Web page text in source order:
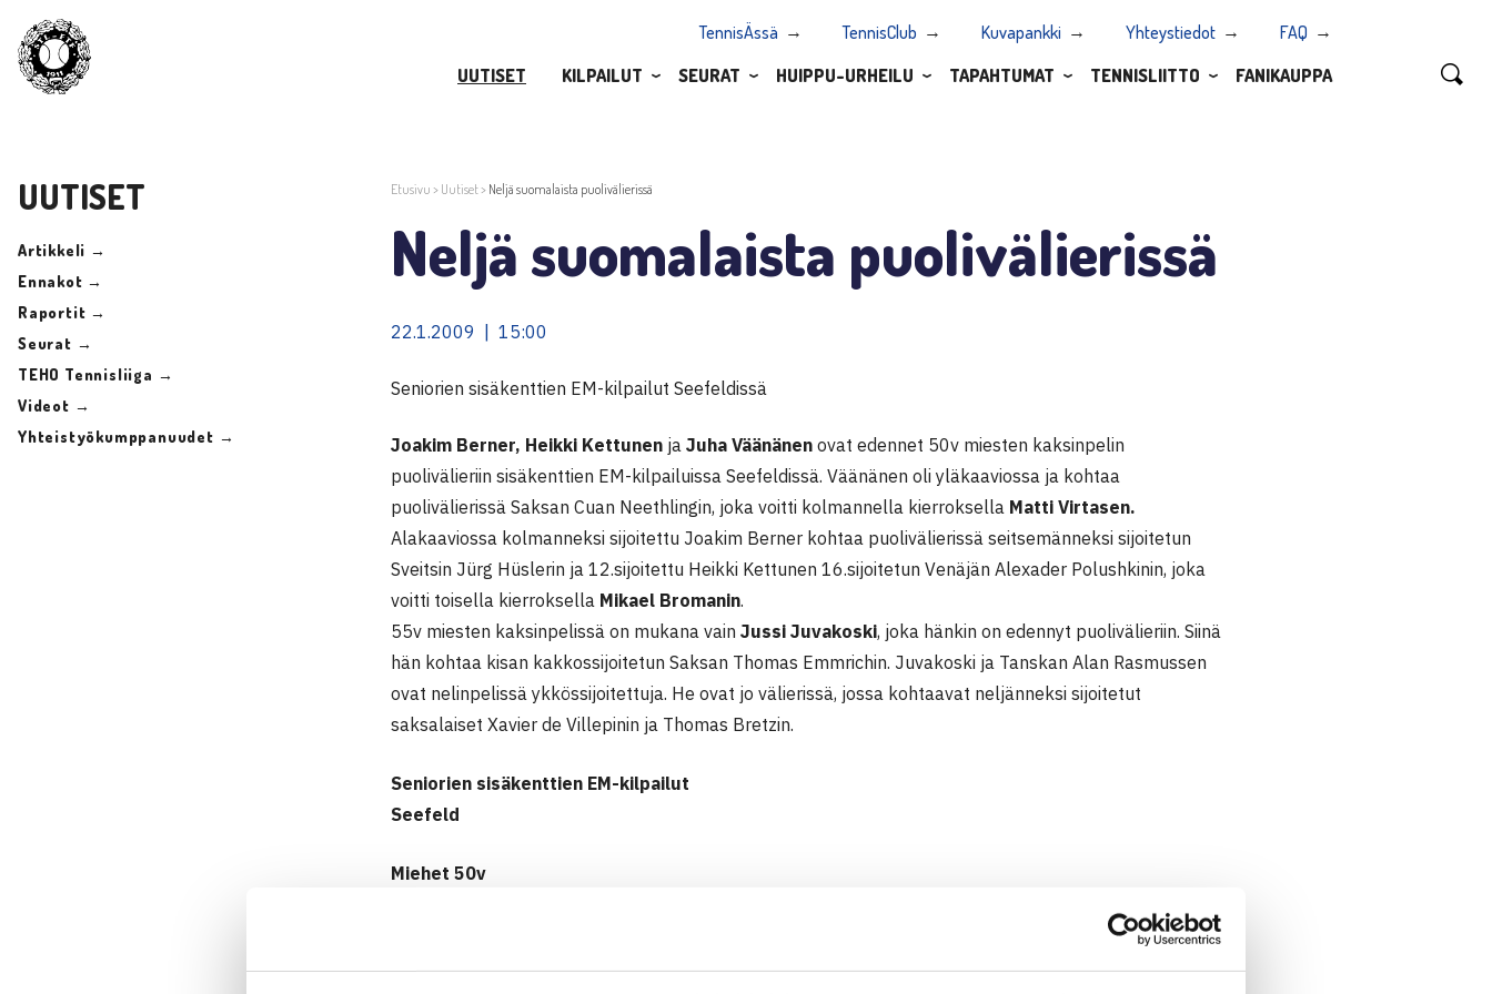
TennisÄssä TennisClub Kuvapankki Yhteystiedot
FAQ
UUTISET
KILPAILUT SEURAT HUIPPU-URHEILU TAPAHTUMAT TENNISLIITTO FANIKAUPPA
UUTISET
Artikkeli →
Ennakot →
Raportit →
Seurat →
TEHO Tennisliiga →
Videot →
Yhteistyökumppanuudet →
Etusivu > Uutiset> Neljä suomalaista puolivälierissä
Neljä suomalaista puolivälierissä
22.1.2009 | 15:00
Seniorien sisäkenttien EM-kilpailut Seefeldissä
Joakim Berner, Heikki Kettunen ja Juha Väänänen ovat edennet 50v miesten kaksinpelin
puolivälieriin sisäkenttien EM-kilpailuissa Seefeldissä. Väänänen oli yläkaaviossa ja kohtaa
puolivälierissä Saksan Cuan Neethlingin, joka voitti kolmannella kierroksella Matti Virtasen.
Alakaaviossa kolmanneksi sijoitettu Joakim Berner kohtaa puolivälierissä seitsemänneksi sijoitetun
Sveitsin Jürg Hüslerin ja 12.sijoitettu Heikki Kettunen 16.sijoitetun Venäjän Alexader Polushkinin, joka
voitti toisella kierroksella Mikael Bromanin.
55v miesten kaksinpelissä on mukana vain Jussi Juvakoski, joka hänkin on edennyt puolivälieriin. Siinä
hän kohtaa kisan kakkossijoitetun Saksan Thomas Emmrichin. Juvakoski ja Tanskan Alan Rasmussen
ovat nelinpelissä ykkössijoitettuja. He ovat jo välierissä, jossa kohtaavat neljänneksi sijoitetut
saksalaiset Xavier de Villepinin ja Thomas Bretzin.
Seniorien sisäkenttien EM-kilpailut
Seefeld
Miehet 50v
1.kierrosta: Juha Väänänen – Vitaly Dementyev Venäjä (15.) 75 63, Matti Virtanen – Andreas Loth
Saksa luov, Mikael Broman – Ivo Dalpiaz italia 62 62